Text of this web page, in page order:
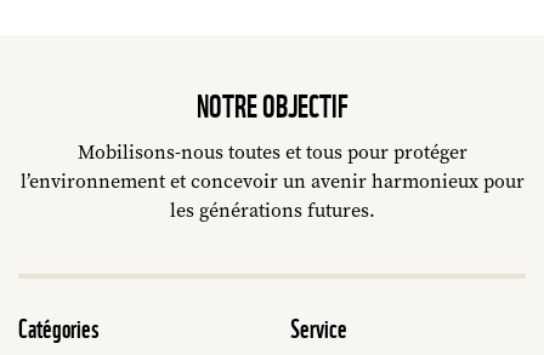
NOTRE OBJECTIF
Mobilisons-nous toutes et tous pour protéger
l’environnement et concevoir un avenir harmonieux pour
les générations futures.
Catégories Service